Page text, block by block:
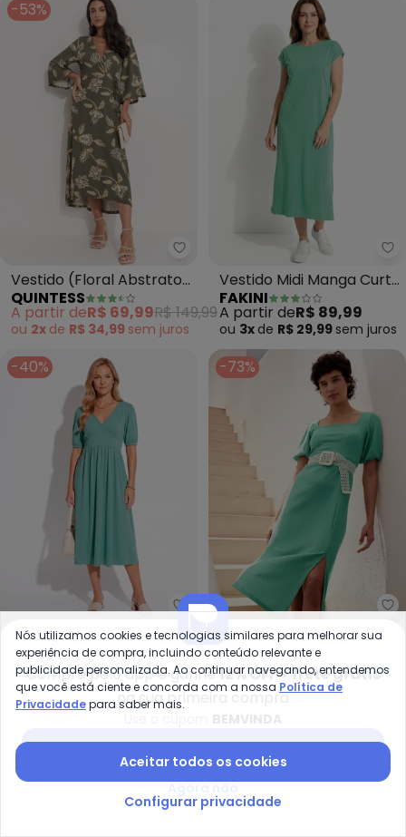
-53%
Quintess - Vestido (Floral
Vestido (Floral Abstrato)
em Malha de Viscose
QUINTESS
A partir deR$ 69,99R$ 149,99
ou 2x de R$ 34,99 sem juros
Vestido Midi Manga Curta
(Verde)
FAKINI
A partir deR$ 89,99
ou 3x de R$ 29,99 sem juros
-40%
Moda Pop - Vestido (Verde
Vestido (Verde Claro)
em Malha
MODA POP
A partir deR$ 47,99R$ 79,99
-73%
Vestido (Verde
Turquesa) em Malha
Texturizada
BONPRIX
R$ 44,99R$ 169,99
-55%
Compre pelo app e ganhe12% OFF + frete grátis
na sua primeira compra
Nós utilizamos cookies e tecnologias similares para melhorar sua
experiência de compra, incluindo conteúdo relevante e
publicidade personalizada. Ao continuar navegando, entendemos
que você está ciente e concorda com a nossa Política de
Privacidadepara saber mais.
Aceitar todos os cookies
Configurar privacidade